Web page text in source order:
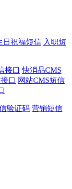
日祝福短信 入职短
接口 快消品CMS
口 网站CMS短信
验证码 营销短信